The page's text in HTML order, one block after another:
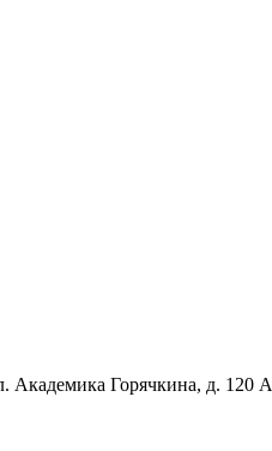
Горячкина, д. 120 А